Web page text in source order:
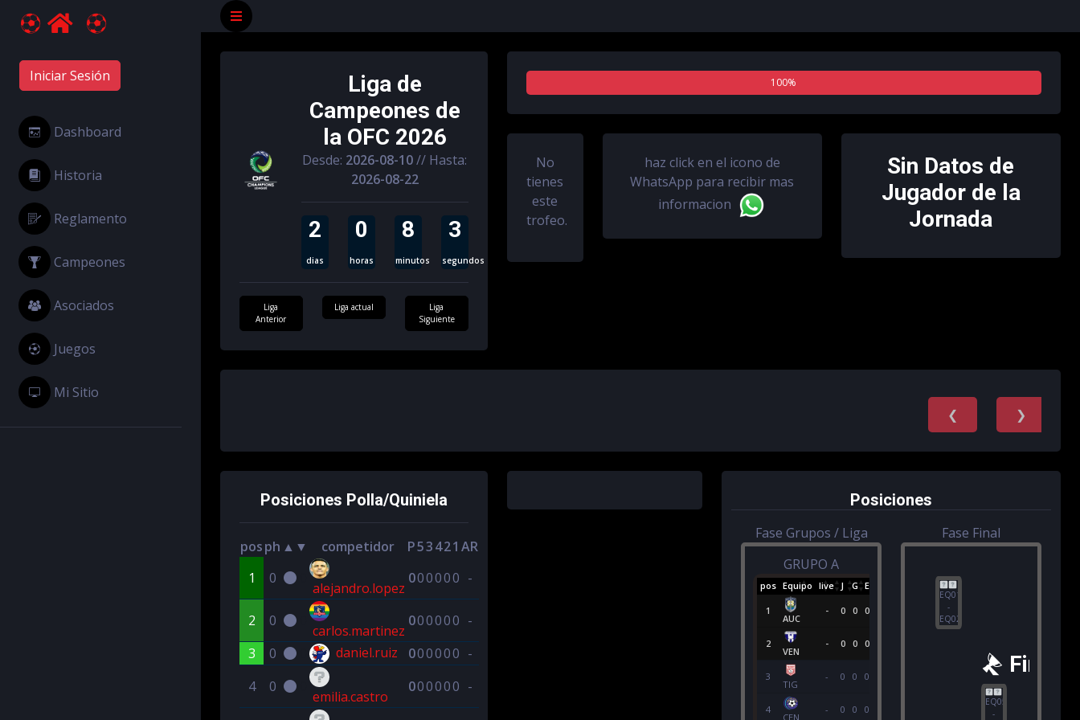
Iniciar Sesión
Dashboard
Historia
Reglamento
Campeones
Asociados
Juegos
Mi Sitio
Liga de
Campeones de
la OFC 2026
Desde: 2026-08-10// Hasta:
2026-08-22
2
dias
0
horas
8
minutos
3
segundos
Liga
Anterior
Liga actual
Liga
Siguiente
100%
No
tienes
este
trofeo.
haz click en el icono de
WhatsApp para recibir mas
informacion
Sin Datos de
Jugador de la
Jornada
❮ ❯
Posiciones Polla/Quiniela
posph ▲▼ competidor P53421 AR
1
0
alejandro.lopez
000000 -
2 0
carlos.martinez
000000 -
3
0 daniel.ruiz 000000 -
4
0
emilia.castro
000000 -
Posiciones
Fase Grupos / Liga
GRUPO A
pos Equipo live J G E (+/-) PTS
1
AUC
- 0 0 0
2
VEN
- 0 0 0
3
TIG
- 0 0 0
4
CEN
- 0 0 0
Fase Final
EQ01
-
EQ02
Final
EQ05
-